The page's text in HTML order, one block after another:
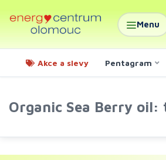
Menu
Akce a slevy Pentagram
Organic Sea Berry